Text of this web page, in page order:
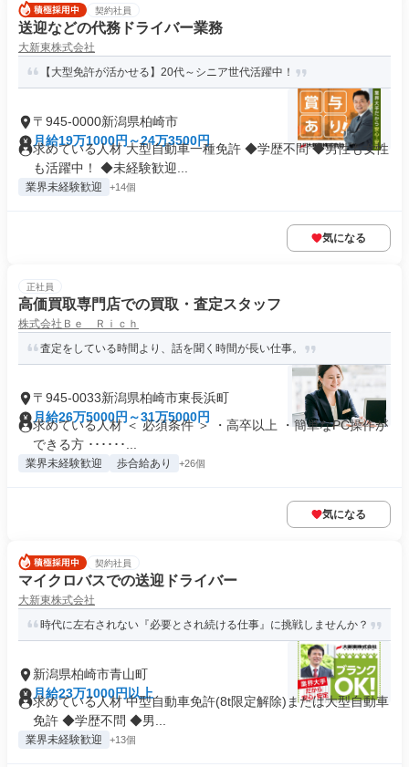
契約社員
送迎などの代務ドライバー業務
大新東株式会社
【大型免許が活かせる】20代～シニア世代活躍中！
〒945-0000新潟県柏崎市
月給19万1000円～24万3500円
求めている人材 大型自動車一種免許 ◆学歴不問 ◆男性も女性
も活躍中！ ◆未経験歓迎...
業界未経験歓迎 +14個
気になる
正社員
高価買取専門店での買取・査定スタッフ
株式会社Ｂｅ Ｒｉｃｈ
査定をしている時間より、話を聞く時間が長い仕事。
〒945-0033新潟県柏崎市東長浜町
月給26万5000円～31万5000円
求めている人材 ＜ 必須条件 ＞ ・高卒以上 ・簡単なPC操作が
できる方 ･･････...
業界未経験歓迎 歩合給あり +26個
気になる
契約社員
マイクロバスでの送迎ドライバー
大新東株式会社
時代に左右されない『必要とされ続ける仕事』に挑戦しませんか？
新潟県柏崎市青山町
月給23万1000円以上
求めている人材 中型自動車免許(8t限定解除)または大型自動車
免許 ◆学歴不問 ◆男...
業界未経験歓迎 +13個